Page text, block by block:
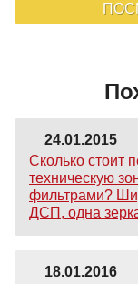
24.01.2015
Сколько стоит
техническую
фильтрами?
ДСП, одна
18.01.2016